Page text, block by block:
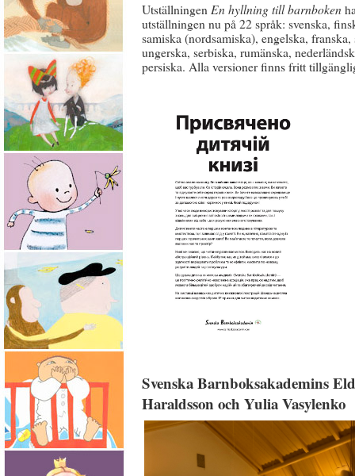
Utställningen En hyllning till barnboken
utställningen nu på 22 språk: svenska,
samiska (nordsamiska), engelska,
ungerska, serbiska, rumänska,
persiska. Alla versioner finns fritt
Svenska Barnboksakademins
Haraldsson och Yulia Vasylenko